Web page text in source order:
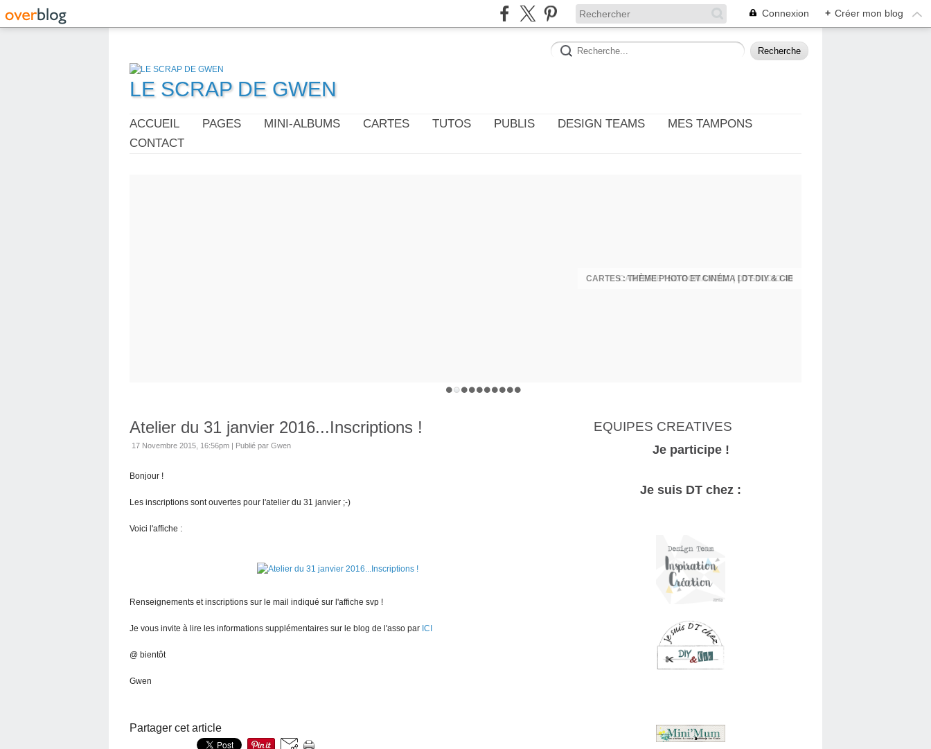
Connexion + Créer mon blog
LE SCRAP DE GWEN
ACCUEIL PAGES MINI-ALBUMS CARTES TUTOS PUBLIS DESIGN TEAMS
MES TAMPONS
CONTACT
CARTES : THÈME PHOTO ET CINÉMA | DT DIY & CIE
Atelier du 31 janvier 2016...Inscriptions !
17 Novembre 2015, 16:56pm | Publié par Gwen
Bonjour !
Les inscriptions sont ouvertes pour l'atelier du 31 janvier ;-)
Voici l'affiche :
Renseignements et inscriptions sur le mail indiqué sur l'affiche svp !
Je vous invite à lire les informations supplémentaires sur le blog de l'asso par ICI
@ bientôt
Gwen
Partager cet article
EQUIPES CREATIVES
Je participe !
Je suis DT chez :